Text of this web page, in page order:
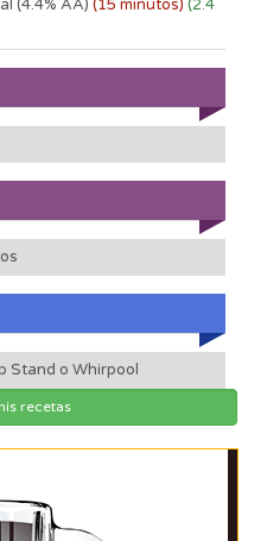
(4.4% AA) (15 minutos) (2.4
Stand o Whirpool
recetas